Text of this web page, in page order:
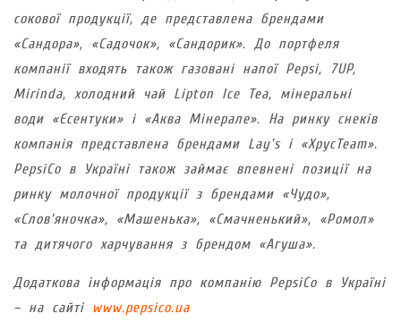
сокової продукції, де представлена брендами
«Сандора», «Садочок», «Сандорик». До портфеля
компанії входять також газовані напої Pepsi, 7UP,
Mirinda, холодний чай Lipton Ice Tea, мінеральні
води «Єсентуки» і «Аква Мінерале». На ринку снеків
компанія представлена брендами Lay’s і «ХрусTeam».
PepsiCo в Україні також займає впевнені позиції на
ринку молочної продукції з брендами «Чудо»,
«Слов’яночка», «Машенька», «Смачненький», «Ромол»
та дитячого харчування з брендом «Агуша».
Додаткова інформація про компанію PepsiCo в Україні
– на сайті www.pepsico.ua